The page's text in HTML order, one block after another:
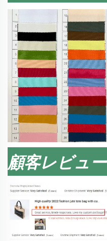
顧客レビュー